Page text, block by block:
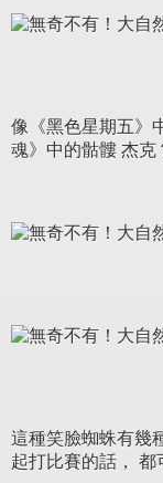
像《黑色星期五》
魂》中的骷髏 杰克
這種笑臉蜘蛛有幾
起打比賽的話， 都